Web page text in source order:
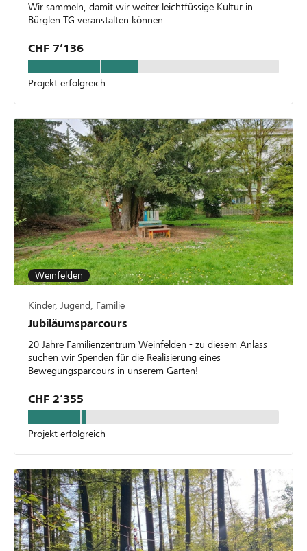
Wir sammeln, damit wir weiter leichtfüssige Kultur in
Bürglen TG veranstalten können.
CHF 7’136
Projekt erfolgreich
Weinfelden
Kinder, Jugend, Familie
Jubiläumsparcours
20 Jahre Familienzentrum Weinfelden - zu diesem Anlass
suchen wir Spenden für die Realisierung eines
Bewegungsparcours in unserem Garten!
CHF 2’355
Projekt erfolgreich